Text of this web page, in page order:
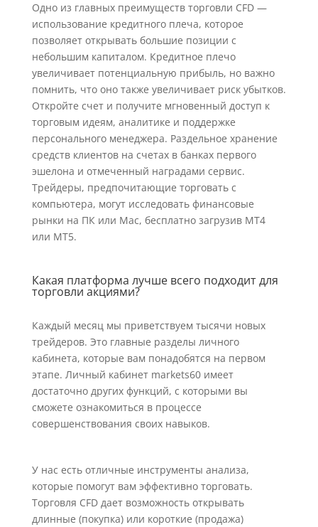
Одно из главных преимуществ торговли CFD —
использование кредитного плеча, которое
позволяет открывать большие позиции с
небольшим капиталом. Кредитное плечо
увеличивает потенциальную прибыль, но важно
помнить, что оно также увеличивает риск убытков.
Откройте счет и получите мгновенный доступ к
торговым идеям, аналитике и поддержке
персонального менеджера. Раздельное хранение
средств клиентов на счетах в банках первого
эшелона и отмеченный наградами сервис.
Трейдеры, предпочитающие торговать с
компьютера, могут исследовать финансовые
рынки на ПК или Mac, бесплатно загрузив MT4
или MT5.
Какая платформа лучше всего подходит для
торговли акциями?
Каждый месяц мы приветствуем тысячи новых
трейдеров. Это главные разделы личного
кабинета, которые вам понадобятся на первом
этапе. Личный кабинет markets60 имеет
достаточно других функций, с которыми вы
сможете ознакомиться в процессе
совершенствования своих навыков.
У нас есть отличные инструменты анализа,
которые помогут вам эффективно торговать.
Торговля CFD дает возможность открывать
длинные (покупка) или короткие (продажа)